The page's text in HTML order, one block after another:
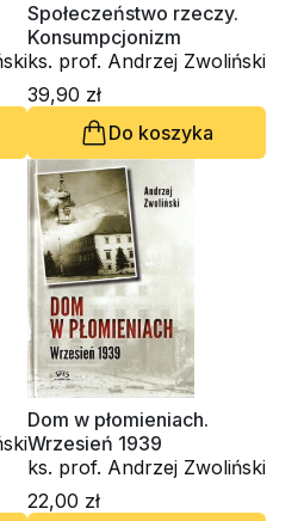
Społeczeństwo rzeczy.
Konsumpcjonizm
ks. prof. Andrzej Zwoliński
39,90 zł
Do koszyka
Dom w płomieniach.
Wrzesień 1939
ks. prof. Andrzej Zwoliński
22,00 zł